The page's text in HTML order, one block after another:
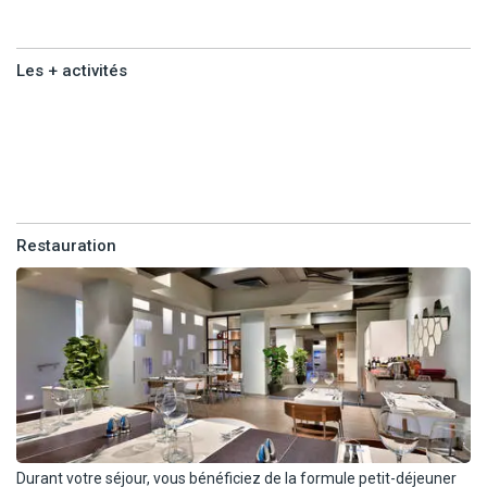
- Téléphone.
En supplément :
- Studio exécutive avec balcon. Capacité maximum : 2 adultes + 1
enfant
- Appartement avec une chambre. Capacité maximum : 4 adultes
ou 2 adultes + 2 enfants
- Appartement famille avec 2 chambres. Capacité maximum : 5
adultes ou 2 adultes + 3 enfants
Les + activités
Restauration
Durant votre séjour, vous bénéficiez de la formule petit-déjeuner